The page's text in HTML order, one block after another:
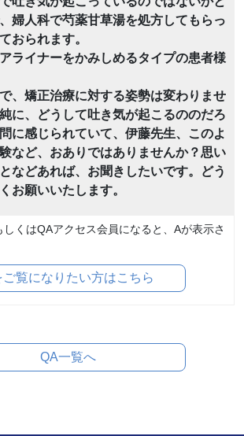
婦人科で芍薬甘草湯を処方してもらっ
おられます。
ライナーをかみしめるタイプの患者様
、矯正治療に対する姿勢は変わりませ
に、どうして吐き気が起こるののだろ
に感じられていて、伊藤先生、このよ
など、おありではありませんか？思い
などあれば、お聞きしたいです。どう
お願いいたします。
しくはQAアクセス会員になると、Aが表示さ
ご覧になりたい方はこちら
QA一覧へ